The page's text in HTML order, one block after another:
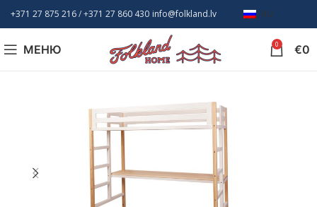
+371 27 875 216/ +371 27 860 430 info@folkland.lv RU
МЕНЮ 0 €0